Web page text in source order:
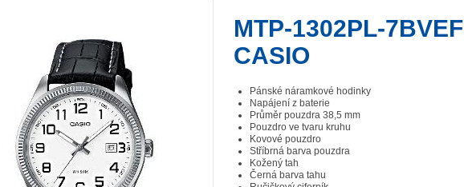
MTP-1302PL-7BVEF
CASIO
Pánské náramkové hodinky
Napájení z baterie
Průměr pouzdra 38,5 mm
Pouzdro ve tvaru kruhu
Kovové pouzdro
Stříbrná barva pouzdra
Kožený tah
Černá barva tahu